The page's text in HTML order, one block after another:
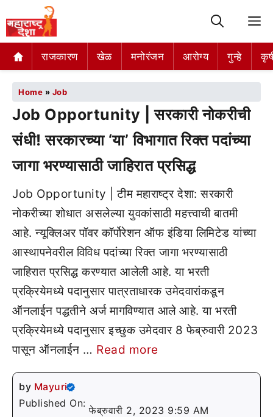
राजकारण खेळ मनोरंजन आरोग्य गुन्हे
Home » Job
Job Opportunity | सरकारी नोकरीची
संधी! सरकारच्या ‘या’ विभागात रिक्त पदांच्या
जागा भरण्यासाठी जाहिरात प्रसिद्ध
Job Opportunity | टीम महाराष्ट्र देशा: सरकारी
नोकरीच्या शोधात असलेल्या युवकांसाठी महत्त्वाची बातमी
आहे. न्यूक्लिअर पॉवर कॉर्पोरेशन ऑफ इंडिया लिमिटेड यांच्या
आस्थापनेवरील विविध पदांच्या रिक्त जागा भरण्यासाठी
जाहिरात प्रसिद्ध करण्यात आलेली आहे. या भरती
प्रक्रियेमध्ये पदानुसार पात्रताधारक उमेदवारांकडून
ऑनलाईन पद्धतीने अर्ज मागविण्यात आले आहे. या भरती
प्रक्रियेमध्ये पदानुसार इच्छुक उमेदवार 8 फेब्रुवारी 2023
पासून ऑनलाईन … Read more
by Mayuri
Published On:
फेब्रुवारी 2, 2023 9:59 AM